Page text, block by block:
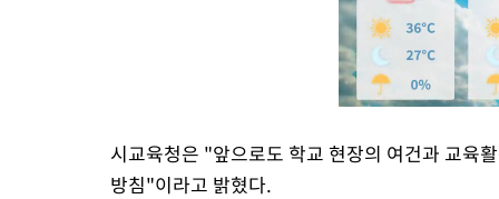
시교육청은 "앞으로도 학교 현장의 여건과 교육
방침"이라고 밝혔다.